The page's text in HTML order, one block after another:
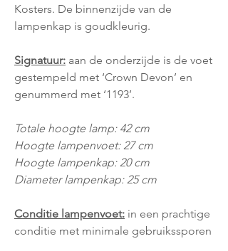
Kosters. De binnenzijde van de
lampenkap is goudkleurig.
Signatuur: aan de onderzijde is de voet
gestempeld met ‘Crown Devon’ en
genummerd met ‘1193’.
Totale hoogte lamp: 42 cm
Hoogte lampenvoet: 27 cm
Hoogte lampenkap: 20 cm
Diameter lampenkap: 25 cm
Conditie lampenvoet: in een prachtige
conditie met minimale gebruikssporen